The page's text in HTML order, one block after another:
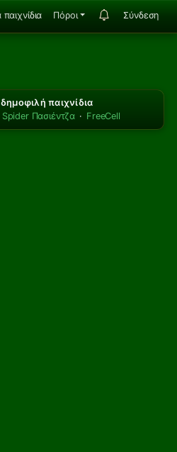
Πόροι Σύνδεση
παιχνίδια
Spider Πασιέντζα · FreeCell